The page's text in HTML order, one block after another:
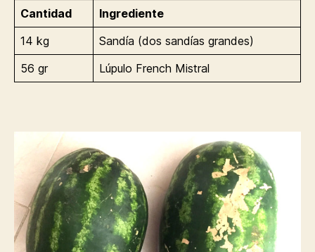
Cantidad
Ingrediente
14 kg
Sandía (dos sandías grandes)
56 gr
Lúpulo French Mistral